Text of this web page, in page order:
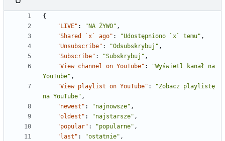
{
"LIVE" : "NA ŻYWO" ,
"Shared `x` ago" : "Udostępniono `x` temu" ,
"Unsubscribe" : "Odsubskrybuj" ,
"Subscribe" : "Subskrybuj" ,
"View channel on YouTube" :
"Wyświetl kanał na
YouTube" ,
"View playlist on YouTube" :
"Zobacz playlistę
na YouTube" ,
"newest" : "najnowsze" ,
"oldest" : "najstarsze" ,
"popular" : "popularne" ,
"last" : "ostatnie" ,